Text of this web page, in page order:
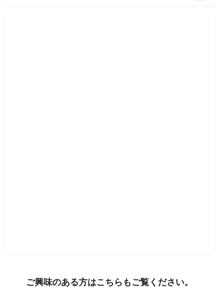
ご興味のある方はこちらもご覧ください。